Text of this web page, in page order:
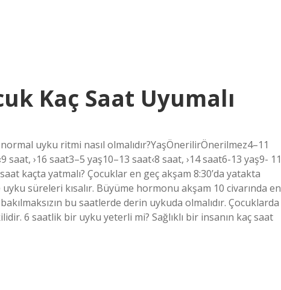
Kaç Saat Uyumalı
uyku ritmi nasıl olmalıdır?YaşÖnerilirÖnerilmez4–11
saat, ›16 saat3–5 yaş10–13 saat‹8 saat, ›14 saat6-13 yaş9- 11
kaçta yatmalı? Çocuklar en geç akşam 8:30’da yatakta
süreleri kısalır. Büyüme hormonu akşam 10 civarında en
bu saatlerde derin uykuda olmalıdır. Çocuklarda
6 saatlik bir uyku yeterli mi? Sağlıklı bir insanın kaç saat